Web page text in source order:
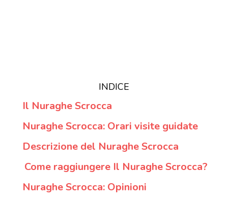
INDICE
Il Nuraghe Scrocca
Nuraghe Scrocca: Orari visite guidate
Descrizione del Nuraghe Scrocca
Come raggiungere Il Nuraghe Scrocca?
Nuraghe Scrocca: Opinioni